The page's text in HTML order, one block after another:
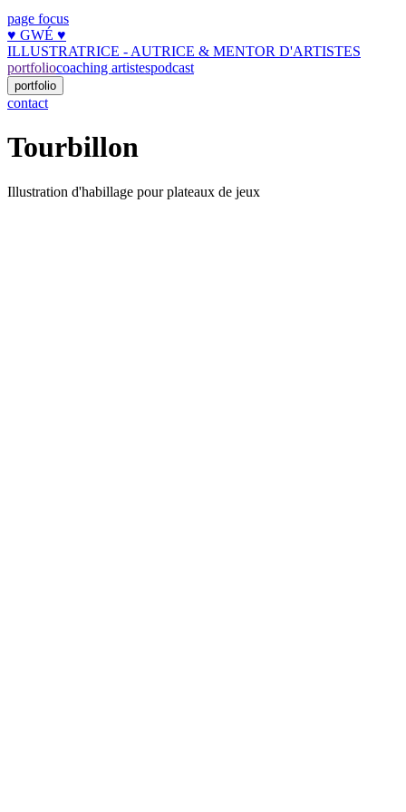
page focus
♥︎ GWÉ ♥︎
ILLUSTRATRICE - AUTRICE & MENTOR D'ARTISTES
portfoliocoaching artistespodcast
portfolio
contact
Tourbillon
Illustration d'habillage pour plateaux de jeux